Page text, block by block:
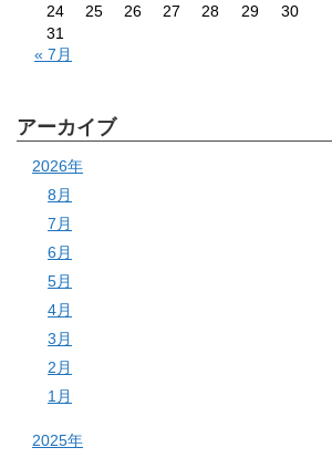
24
25 26 27 28 29
30
31
« 7月
アーカイブ
2026年
8月
7月
6月
5月
4月
3月
2月
1月
2025年